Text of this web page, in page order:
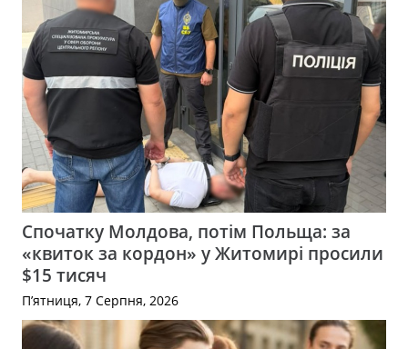
Спочатку Молдова, потім Польща: за
«квиток за кордон» у Житомирі просили
$15 тисяч
П’ятниця, 7 Серпня, 2026